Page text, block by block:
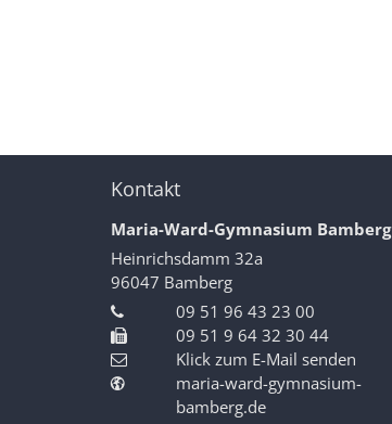
Kontakt
Maria-Ward-Gymnasium Bamberg
Heinrichsdamm 32a
96047 Bamberg
09 51 96 43 23 00
09 51 9 64 32 30 44
Klick zum E-Mail senden
maria-ward-gymnasium-
bamberg.de